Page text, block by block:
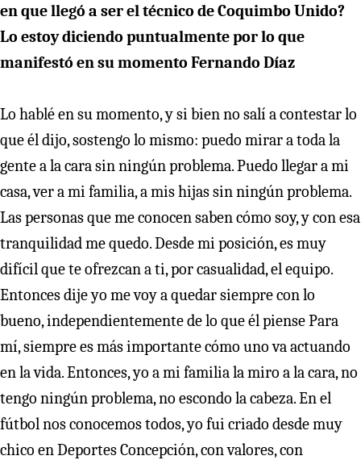
en que llegó a ser el técnico de Coquimbo Unido?
Lo estoy diciendo puntualmente por lo que
manifestó en su momento Fernando Díaz
Lo hablé en su momento, y si bien no salí a contestar lo
que él dijo, sostengo lo mismo: puedo mirar a toda la
gente a la cara sin ningún problema. Puedo llegar a mi
casa, ver a mi familia, a mis hijas sin ningún problema.
Las personas que me conocen saben cómo soy, y con esa
tranquilidad me quedo. Desde mi posición, es muy
difícil que te ofrezcan a ti, por casualidad, el equipo.
Entonces dije yo me voy a quedar siempre con lo
bueno, independientemente de lo que él piense Para
mí, siempre es más importante cómo uno va actuando
en la vida. Entonces, yo a mi familia la miro a la cara, no
tengo ningún problema, no escondo la cabeza. En el
fútbol nos conocemos todos, yo fui criado desde muy
chico en Deportes Concepción, con valores, con